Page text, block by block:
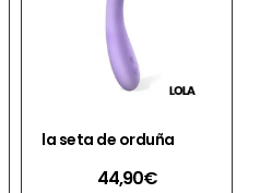
la seta de orduña
44,90€